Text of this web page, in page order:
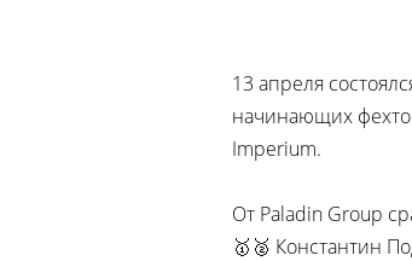
13 апреля
начинающих
Imperium.
От Paladin Group
🥇🥈 Константин